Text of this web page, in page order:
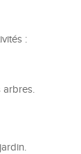
:
arbres.